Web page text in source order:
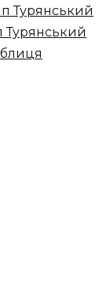
Турянський
Турянський